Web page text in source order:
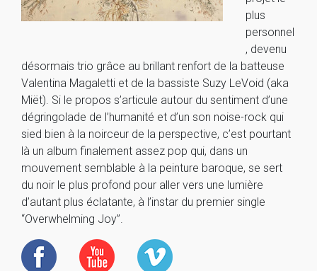
plus
personnel
, devenu
désormais trio grâce au brillant renfort de la batteuse
Valentina Magaletti et de la bassiste Suzy LeVoid (aka
Miët). Si le propos s’articule autour du sentiment d’une
dégringolade de l’humanité et d’un son noise-rock qui
sied bien à la noirceur de la perspective, c’est pourtant
là un album finalement assez pop qui, dans un
mouvement semblable à la peinture baroque, se sert
du noir le plus profond pour aller vers une lumière
d’autant plus éclatante, à l’instar du premier single
“Overwhelming Joy”.